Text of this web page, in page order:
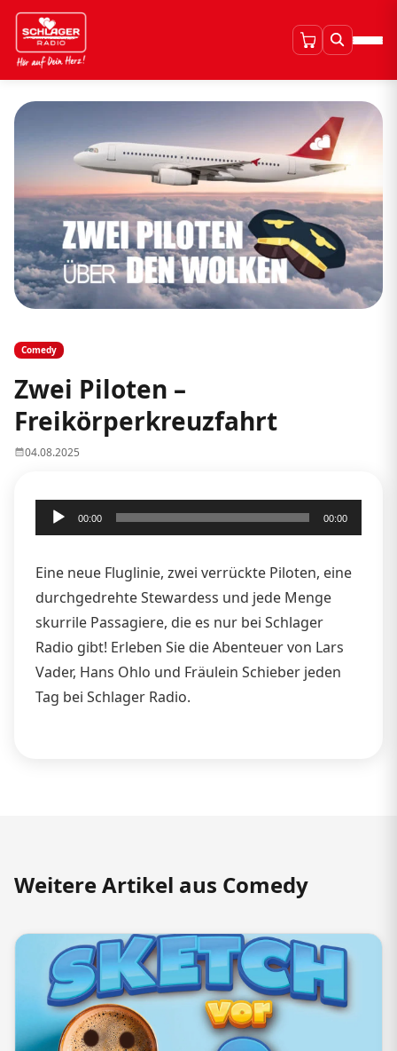
Comedy
Zwei Piloten –
Freikörperkreuzfahrt
04.08.2025
Audio-
Player
00:00 00:00
Eine neue Fluglinie, zwei verrückte Piloten, eine
durchgedrehte Stewardess und jede Menge
skurrile Passagiere, die es nur bei Schlager
Radio gibt! Erleben Sie die Abenteuer von Lars
Vader, Hans Ohlo und Fräulein Schieber jeden
Tag bei Schlager Radio.
Weitere Artikel aus Comedy